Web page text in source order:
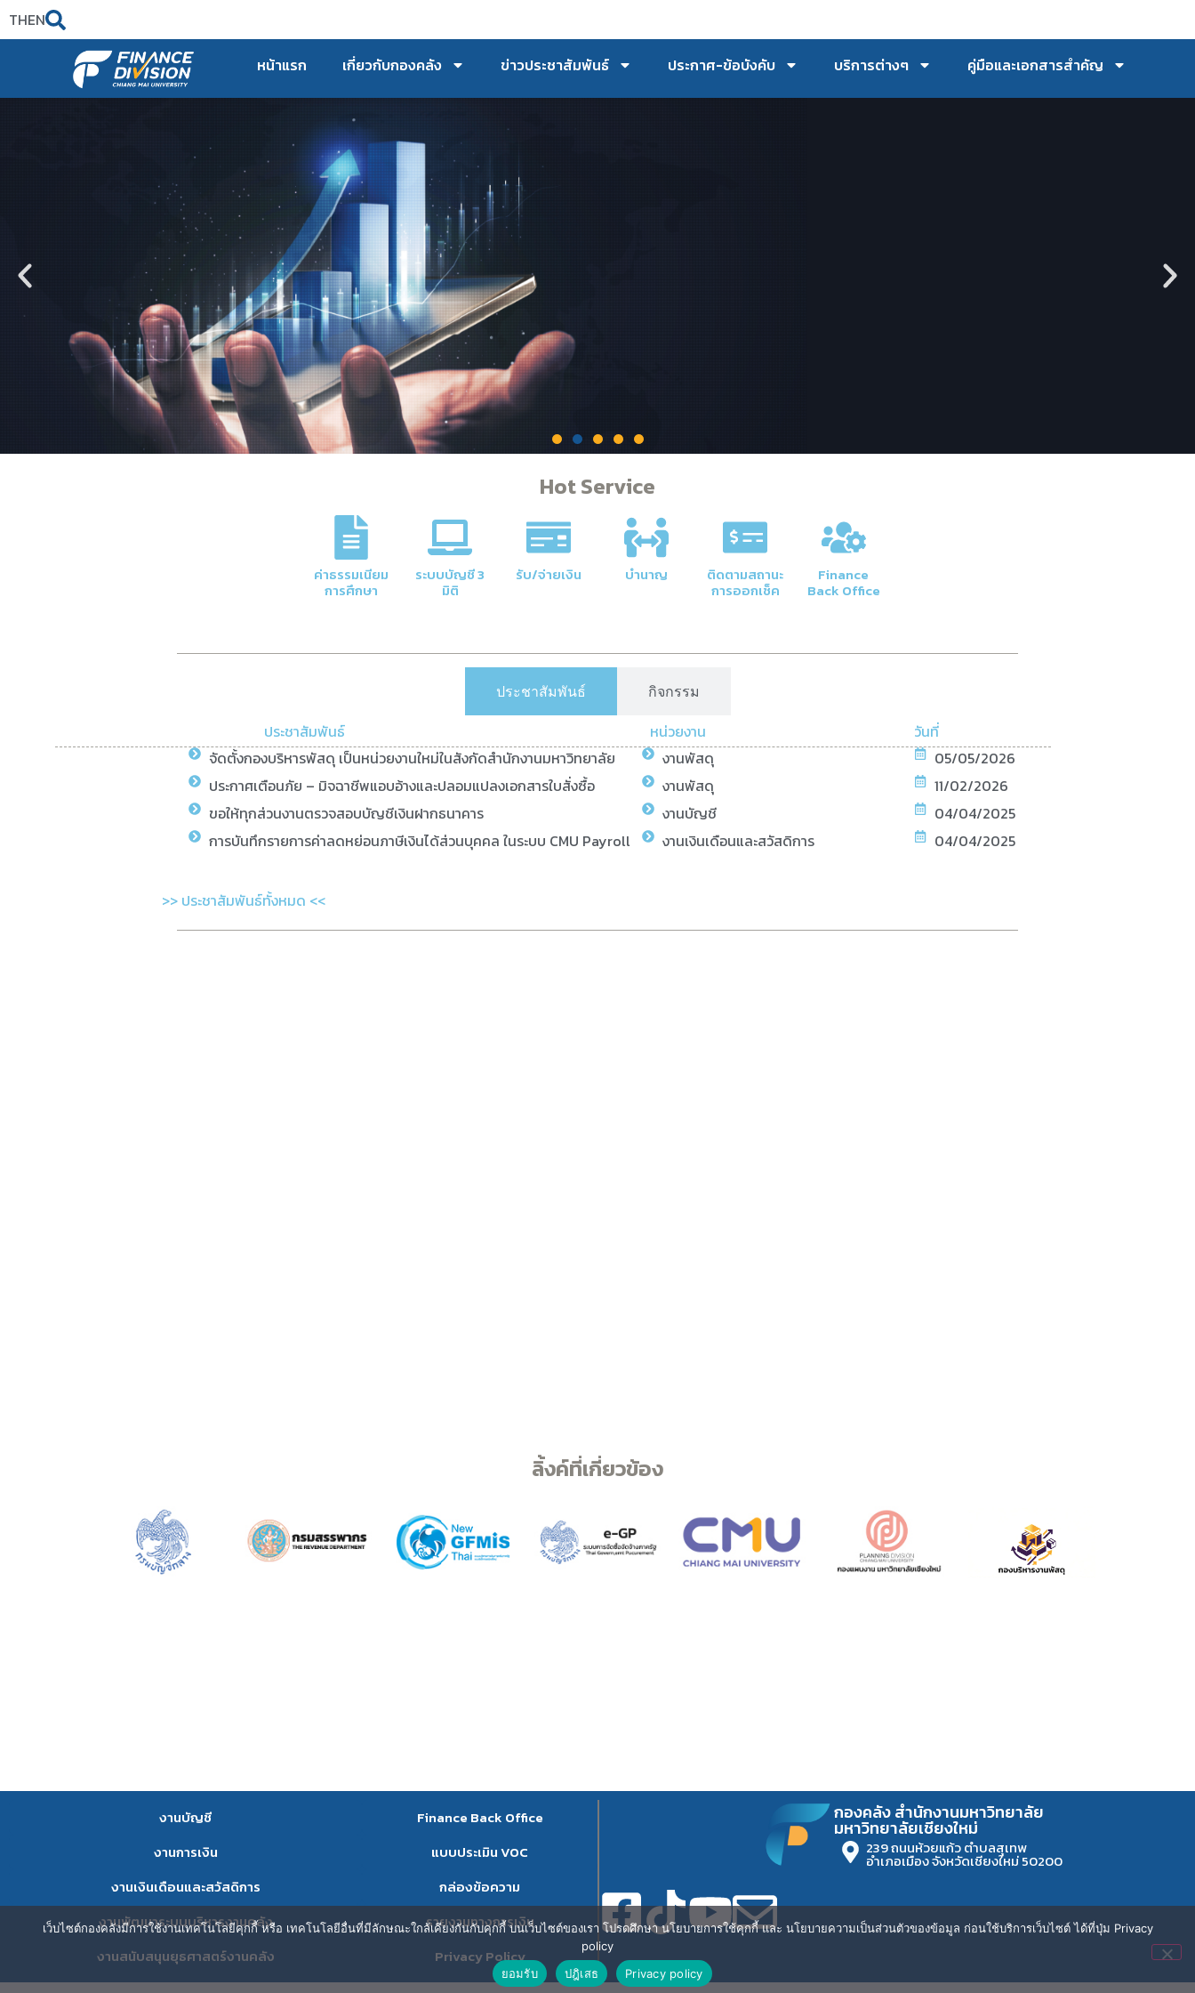
THEN
หน้าแรก เกี่ยวกับกองคลัง ข่าวประชาสัมพันธ์ ประกาศ-ข้อบังคับ บริการต่างๆ คู่มือและเอกสารสำคัญ
ภารกิจหลักของกองคลัง
การจัดการด้านการเงินและบัญชีของมหาวิทยาลัยให้มี
ความโปร่งใสและมีประสิทธิภาพ
Hot Service
ค่าธรรมเนียม
การศึกษา
ระบบบัญชี 3
มิติ
รับ/จ่ายเงิน บำนาญ ติดตามสถานะ
การออกเช็ค
Finance
Back Office
ประชาสัมพันธ์ กิจกรรม
ประชาสัมพันธ์ หน่วยงาน
วันที่
จัดตั้งกองบริหารพัสดุ เป็นหน่วยงานใหม่ในสังกัดสำนักงานมหาวิทยาลัย
งานพัสดุ
05/05/2026
ประกาศเตือนภัย – มิจฉาชีพแอบอ้างและปลอมแปลงเอกสารใบสั่งซื้อ
งานพัสดุ
11/02/2026
ขอให้ทุกส่วนงานตรวจสอบบัญชีเงินฝากธนาคาร
งานบัญชี
04/04/2025
การบันทึกรายการค่าลดหย่อนภาษีเงินได้ส่วนบุคคล ในระบบ CMU Payroll
งานเงินเดือนและสวัสดิการ 04/04/2025
>> ประชาสัมพันธ์ทั้งหมด <<
ลิ้งค์ที่เกี่ยวข้อง
งานบัญชี
งานการเงิน
งานเงินเดือนและสวัสดิการ
งานพัฒนาระบบบริหารงานคลัง
งานสนับสนุนยุธศาสตร์งานคลัง
Finance Back Office
แบบประเมิน VOC
กล่องข้อความ
รายงานทางการเงิน
Privacy Policy
กองคลัง สำนักงานมหาวิทยาลัย
มหาวิทยาลัยเชียงใหม่
239 ถนนห้วยแก้ว ตำบลสุเทพ
อำเภอเมือง จังหวัดเชียงใหม่ 50200
เว็บไซต์กองคลังมีการใช้งานเทคโนโลยีคุกกี้ หรือ เทคโนโลยีอื่นที่มีลักษณะใกล้เคียงกันกับคุกกี้ บนเว็บไซต์ของเรา โปรดศึกษา นโยบายการใช้คุกกี้ และ นโยบายความเป็นส่วนตัวของข้อมูล ก่อนใช้บริการเว็บไซต์ ได้ที่ปุ่ม Privacy
policy
ยอมรับ
ปฎิเสธ Privacy policy